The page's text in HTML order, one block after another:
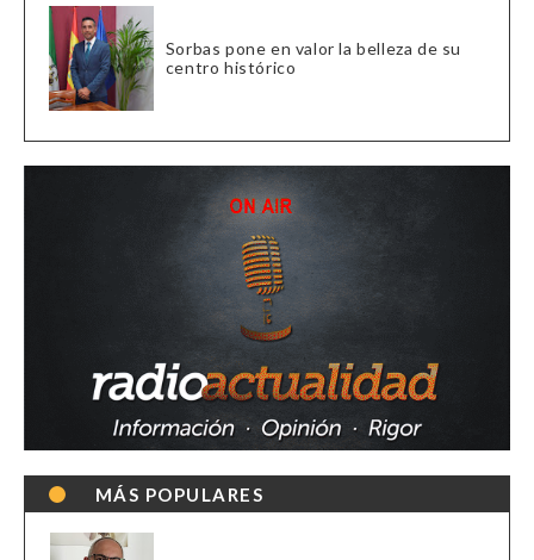
Sorbas pone en valor la belleza de su
centro histórico
MÁS POPULARES